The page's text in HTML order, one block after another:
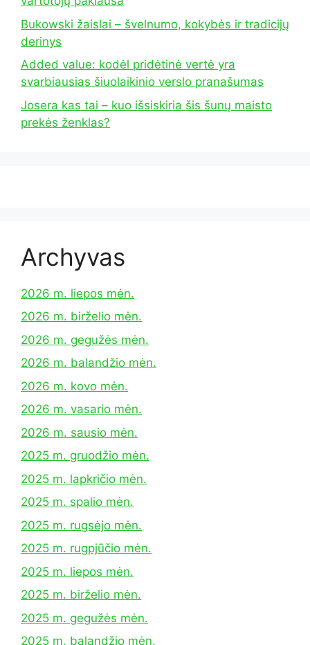
Bukowski žaislai – švelnumo, kokybės ir tradicijų
derinys
Added value: kodėl pridėtinė vertė yra
svarbiausias šiuolaikinio verslo pranašumas
Josera kas tai – kuo išsiskiria šis šunų maisto
prekės ženklas?
Archyvas
2026 m. liepos mėn.
2026 m. birželio mėn.
2026 m. gegužės mėn.
2026 m. balandžio mėn.
2026 m. kovo mėn.
2026 m. vasario mėn.
2026 m. sausio mėn.
2025 m. gruodžio mėn.
2025 m. lapkričio mėn.
2025 m. spalio mėn.
2025 m. rugsėjo mėn.
2025 m. rugpjūčio mėn.
2025 m. liepos mėn.
2025 m. birželio mėn.
2025 m. gegužės mėn.
2025 m. balandžio mėn.